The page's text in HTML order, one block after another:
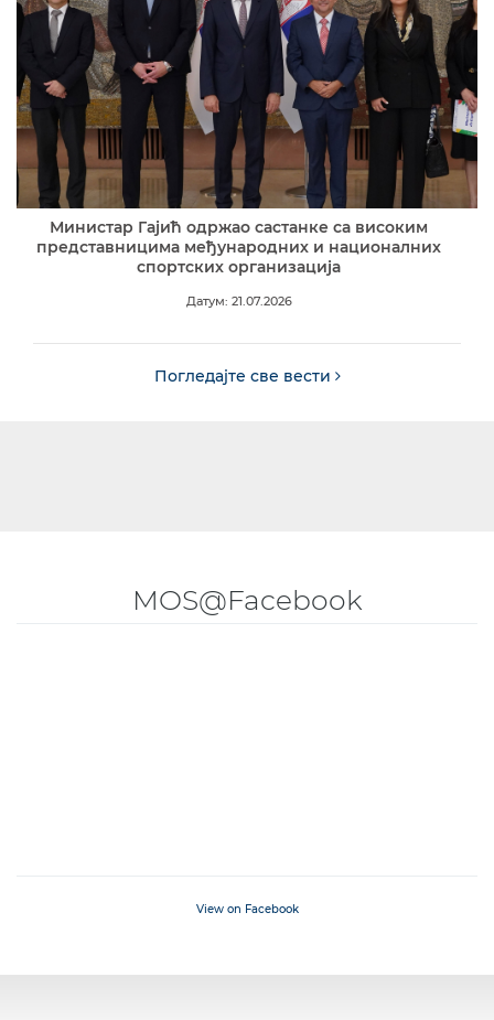
Министар Гајић одржао састанке са високим
представницима међународних и националних
спортских организација
Датум: 21.07.2026
Погледајте све вести
MOS@Facebook
View on Facebook